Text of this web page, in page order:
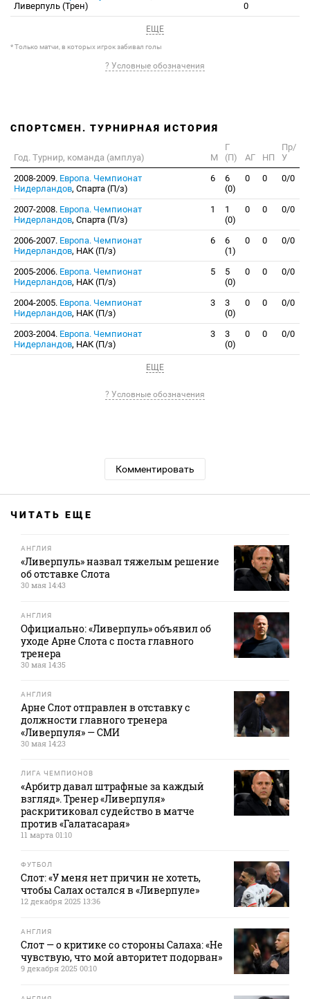
Ливерпуль (Трен)
0
ЕЩЕ
* Только матчи, в которых игрок забивал голы
? Условные обозначения
СПОРТСМЕН. ТУРНИРНАЯ ИСТОРИЯ
Год. Турнир, команда (амплуа) М
Г
(П)
АГ НП
Пр/
У
2008-2009. Европа. Чемпионат
Нидерландов, Спарта (П/з)
6
6
(0)
0 0 0/0
2007-2008. Европа. Чемпионат
Нидерландов, Спарта (П/з)
1
1
(0)
0 0 0/0
2006-2007. Европа. Чемпионат
Нидерландов, НАК (П/з)
6
6
(1)
0 0 0/0
2005-2006. Европа. Чемпионат
Нидерландов, НАК (П/з)
5
5
(0)
0 0 0/0
2004-2005. Европа. Чемпионат
Нидерландов, НАК (П/з)
3
3
(0)
0 0 0/0
2003-2004. Европа. Чемпионат
Нидерландов, НАК (П/з)
3
3
(0)
0 0 0/0
ЕЩЕ
? Условные обозначения
Комментировать
ЧИТАТЬ ЕЩЕ
АНГЛИЯ
«Ливерпуль» назвал тяжелым решение
об отставке Слота
30 мая 14:43
АНГЛИЯ
Официально: «Ливерпуль» объявил об
уходе Арне Слота с поста главного
тренера
30 мая 14:35
АНГЛИЯ
Арне Слот отправлен в отставку с
должности главного тренера
«Ливерпуля» — СМИ
30 мая 14:23
ЛИГА ЧЕМПИОНОВ
«Арбитр давал штрафные за каждый
взгляд». Тренер «Ливерпуля»
раскритиковал судейство в матче
против «Галатасарая»
11 марта 01:10
ФУТБОЛ
Слот: «У меня нет причин не хотеть,
чтобы Салах остался в «Ливерпуле»
12 декабря 2025 13:36
АНГЛИЯ
Слот — о критике со стороны Салаха: «Не
чувствую, что мой авторитет подорван»
9 декабря 2025 00:10